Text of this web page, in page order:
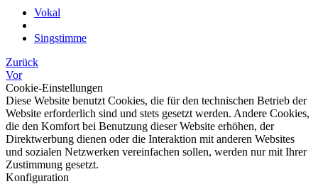
Vokal
Singstimme
Zurück
Vor
Cookie-Einstellungen
Diese Website benutzt Cookies, die für den technischen Betrieb der
Website erforderlich sind und stets gesetzt werden. Andere Cookies,
die den Komfort bei Benutzung dieser Website erhöhen, der
Direktwerbung dienen oder die Interaktion mit anderen Websites
und sozialen Netzwerken vereinfachen sollen, werden nur mit Ihrer
Zustimmung gesetzt.
Konfiguration